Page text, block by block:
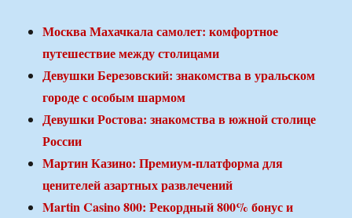
Москва Махачкала самолет: комфортное
путешествие между столицами
Девушки Березовский: знакомства в уральском
городе с особым шармом
Девушки Ростова: знакомства в южной столице
России
Мартин Казино: Премиум-платформа для
ценителей азартных развлечений
Martin Casino 800: Рекордный 800% бонус и